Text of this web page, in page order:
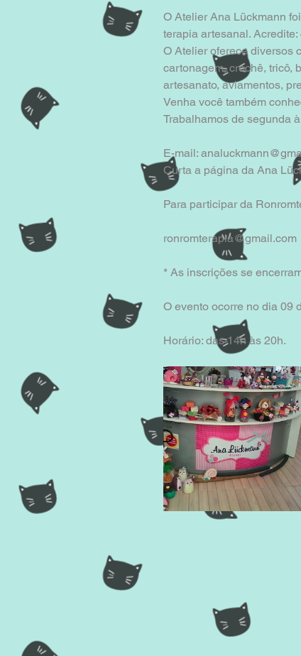
O Atelier Ana Lückmann
terapia artesanal.
O Atelier oferece diversos
cartonagem, crochê, tricô,
artesanato, aviamentos,
Venha você também
Trabalhamos de segunda
E-mail:
Curta a página da Ana
Para participar da
ronromterapia@gmail.com
* As inscrições se
O evento ocorre no dia 09
Horário: das 14h às 20h.